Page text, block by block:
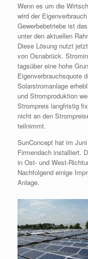
Wenn es um die
wird der
Gewerbebetriebe ist
unter den aktuellen
Diese Lösung nutzt
von Osnabrück.
tagsüber eine hohe
Eigenverbrauchsquote
Solarstromanlage
und Stromproduktion
Strompreis langfristig
nicht an den
teilnimmt.
SunConcept hat im
Firmendach installiert.
in Ost- und West-
Nachfolgend einige
Anlage.